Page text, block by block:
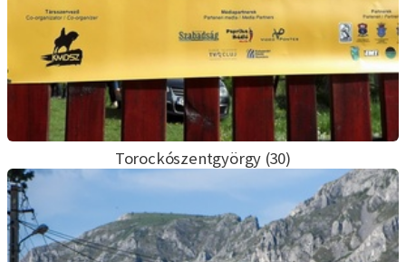
Torockószentgyörgy (30)